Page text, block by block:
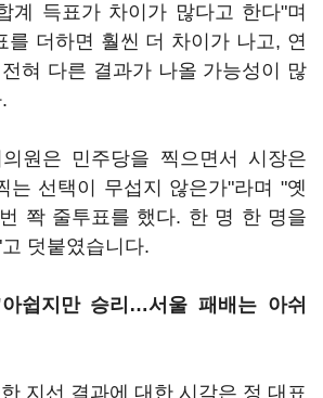
계 득표가 차이가 많다고 한다"며
를 더하면 훨씬 더 차이가 나고, 연
혀 다른 결과가 나올 가능성이 많
원은 민주당을 찍으면서 시장은
는 선택이 무섭지 않은가"라며 "옛
쫙 줄투표를 했다. 한 명 한 명을
덧붙였습니다.
쉽지만 승리…서울 패배는 아쉬
지선 결과에 대한 시각은 정 대표